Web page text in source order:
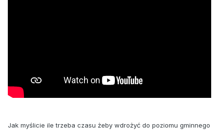
Jak myślicie ile trzeba czasu żeby wdrożyć do poziomu gminnego